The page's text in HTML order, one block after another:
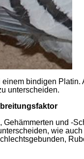
bindigen
unterscheiden.
und -
wie